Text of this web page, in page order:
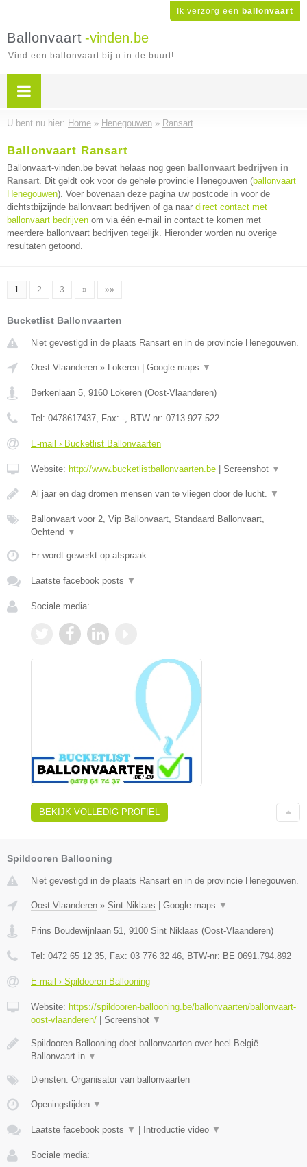
Ik verzorg een ballonvaart
Ballonvaart -vinden.be
Vind een ballonvaart bij u in de buurt!
U bent nu hier: Home » Henegouwen » Ransart
Ballonvaart Ransart
Ballonvaart-vinden.be bevat helaas nog geen ballonvaart bedrijven in
Ransart. Dit geldt ook voor de gehele provincie Henegouwen (ballonvaart
Henegouwen). Voer bovenaan deze pagina uw postcode in voor de
dichtstbijzijnde ballonvaart bedrijven of ga naar direct contact met
ballonvaart bedrijven om via één e-mail in contact te komen met
meerdere ballonvaart bedrijven tegelijk. Hieronder worden nu overige
resultaten getoond.
1 2 3 » »»
Bucketlist Ballonvaarten
Niet gevestigd in de plaats Ransart en in de provincie Henegouwen.
Oost-Vlaanderen » Lokeren Google maps ▼
Berkenlaan 5, 9160 Lokeren (Oost-Vlaanderen)
Tel: 0478617437, Fax: -, BTW-nr: 0713.927.522
E-mail › Bucketlist Ballonvaarten
Website: http://www.bucketlistballonvaarten.be Screenshot ▼
Al jaar en dag dromen mensen van te vliegen door de lucht. ▼
Ballonvaart voor 2, Vip Ballonvaart, Standaard Ballonvaart,
Ochtend ▼
Er wordt gewerkt op afspraak.
Laatste facebook posts ▼
Sociale media:
BEKIJK VOLLEDIG PROFIEL
Spildooren Ballooning
Niet gevestigd in de plaats Ransart en in de provincie Henegouwen.
Oost-Vlaanderen » Sint Niklaas | Google maps ▼
Prins Boudewijnlaan 51 9100 Sint Niklaas (Oost-Vlaanderen)
Tel: 0472 65 12 35 , Fax: 03 776 32 46 , BTW-nr: BE 0691.794.892
E-mail › Spildooren Ballooning
Website: https://spildooren-ballooning.be/ballonvaarten/ballonvaart-
oost-vlaanderen/ | Screenshot ▼
Spildooren Ballooning doet ballonvaarten over heel België.
Ballonvaart in ▼
Diensten: Organisator van ballonvaarten
Openingstijden ▼
Laatste facebook posts ▼ | Introductie video ▼
Sociale media: